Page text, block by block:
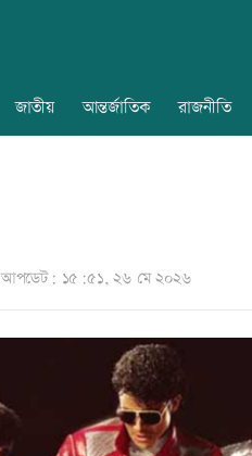
জাতীয় আন্তর্জাতিক রাজনীতি
আপডেট: ১৫:৫১, ২৬ মে ২০২৬